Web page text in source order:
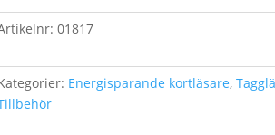
01817
Energisparande kortläsare,